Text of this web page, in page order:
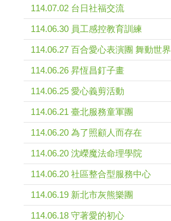
114.07.02 台日社福交流
114.06.30 員工感控教育訓練
114.06.27 百合愛心表演團 舞動世界
114.06.26 昇恆昌釘子畫
114.06.25 愛心義剪活動
114.06.21 臺北服務童軍團
114.06.20 為了照顧人而存在
114.06.20 沈嶸魔法命理學院
114.06.20 社區整合型服務中心
114.06.19 新北市灰熊樂團
114.06.18 守著愛的初心